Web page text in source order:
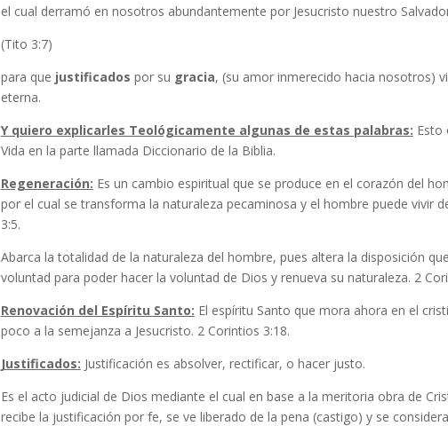
el cual derramó en nosotros abundantemente por Jesucristo nuestro
(Tito 3:7)
para que justificados por su gracia, (su amor inmerecido hacia nosotros)
eterna.
Y quiero explicarles Teológicamente algunas de estas palabras: Esto
Vida en la parte llamada Diccionario de la Biblia.
Regeneración: Es un cambio espiritual que se produce en el corazón del
por el cual se transforma la naturaleza pecaminosa y el hombre puede vivir
3:5.
Abarca la totalidad de la naturaleza del hombre, pues altera la disposición
voluntad para poder hacer la voluntad de Dios y renueva su naturaleza. 2
Renovación del Espíritu Santo: El espíritu Santo que mora ahora en el
poco a la semejanza a Jesucristo. 2 Corintios 3:18.
Justificados: Justificación es absolver, rectificar, o hacer justo.
Es el acto judicial de Dios mediante el cual en base a la meritoria obra de
recibe la justificación por fe, se ve liberado de la pena (castigo) y se